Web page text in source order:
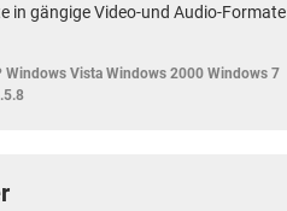
in gängige Video-und Audio-Formate
Windows Vista Windows 2000 Windows 7